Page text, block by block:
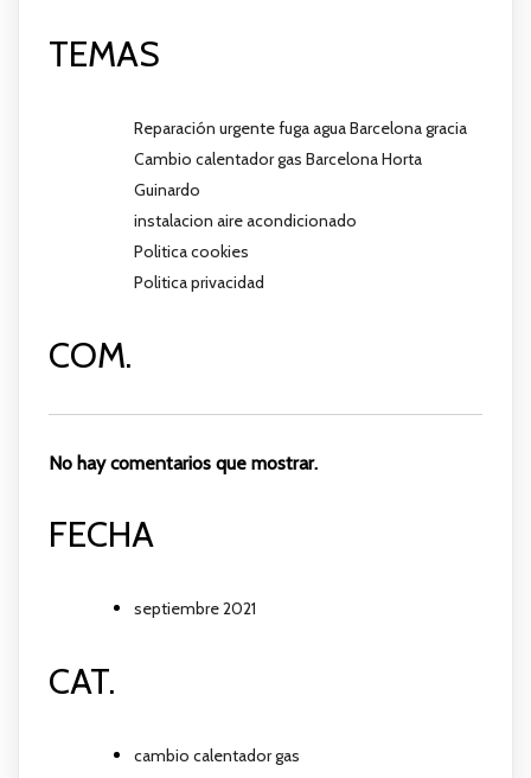
TEMAS
Reparación urgente fuga agua Barcelona gracia
Cambio calentador gas Barcelona Horta
Guinardo
instalacion aire acondicionado
Politica cookies
Politica privacidad
COM.
No hay comentarios que mostrar.
FECHA
septiembre 2021
CAT.
cambio calentador gas